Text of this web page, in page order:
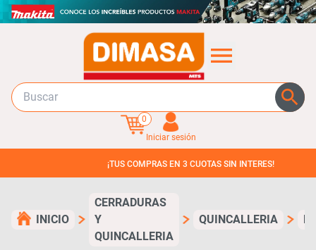
0
Iniciar sesión
¡TUS COMPRAS EN 3 CUOTAS SIN INTERES!
INICIO
CERRADURAS
Y
QUINCALLERIA
QUINCALLERIA